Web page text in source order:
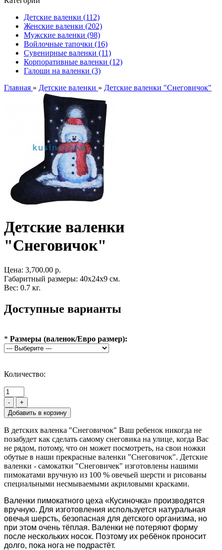
Детские валенки (112)
Женские валенки (202)
Мужские валенки (98)
Войлочные тапочки (16)
Сувенирные валенки (11)
Корпоративные валенки (12)
Галоши на валенки (3)
Главная » Детские валенки » Детские валенки "Снеговичок"
Детские валенки
"Снеговичок"
Цена: 3,700.00 р.
Габаритный размеры: 40x24x9 см.
Вес: 0.7 кг.
Доступные варианты
* Размеры (валенок/Евро размер):
Количество:
- +
В детских валенка "Снеговичок" Ваш ребенок никогда не
позабудет как сделать самому снеговика на улице, когда Вас
не рядом, потому, что он может посмотреть, на свои ножки
обутые в наши прекрасные валенки "Снеговичок". Детские
валенки - самокатки "Снеговичек" изготовлены нашими
пимокатами вручную из 100 % овечьей шерсти и рисованы
специальными несмываемыми акриловыми красками.
Валенки пимокатного цеха «Кусиночка» производятся
вручную. Для изготовления используется натуральная
овечья шерсть, безопасная для детского организма, но
при этом очень тёплая. Валенки не потеряют форму
после нескольких носок. Поэтому их ребёнок проносит
долго, пока нога не подрастёт.